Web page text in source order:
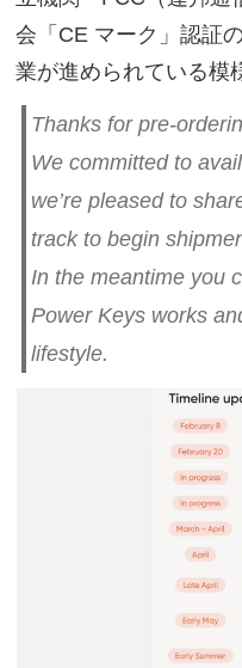
会「CE マーク」認証
業が進められている模
Thanks for pre-
We committed to
we’re pleased to
track to begin
In the meantime you
Power Keys works
lifestyle.